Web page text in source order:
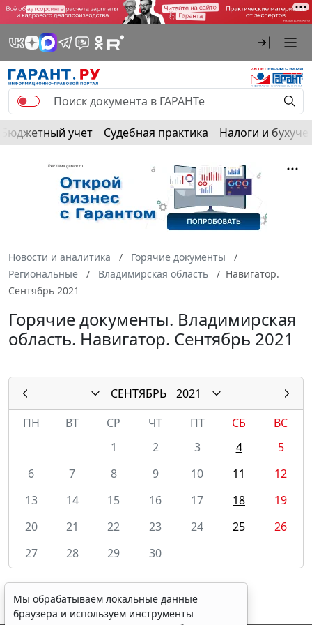
Бюджетный учет Судебная практика Налоги и
Новости и аналитика
Горячие документы
Региональные
Владимирская область
Навигатор.
Сентябрь 2021
Горячие документы. Владимирская
область. Навигатор. Сентябрь 2021
СЕНТЯБРЬ
2021
ПН
ВТ СР ЧТ ПТ СБ
ВС
1
2 3 4
5
6
7 8 9 10 11
12
13
14 15 16 17 18
19
20
21 22 23 24 25
26
27
28 29 30
Мы обрабатываем локальные данные
браузера и используем инструменты